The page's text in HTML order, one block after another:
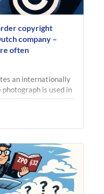
copyright
company –
often
an internationally
is used in
is later removed.